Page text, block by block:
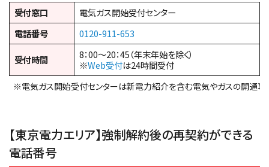
受付窓口
電気ガス開始受付センター
電話番号
0120-911-653
受付時間
8：00～20：45（年末年始を除く）
※Web受付は24時間受付
※電気ガス開始受付センターは新電力紹介を含む電気やガスの開通専
【東京電力エリア】強制解約後の再契約ができる
電話番号